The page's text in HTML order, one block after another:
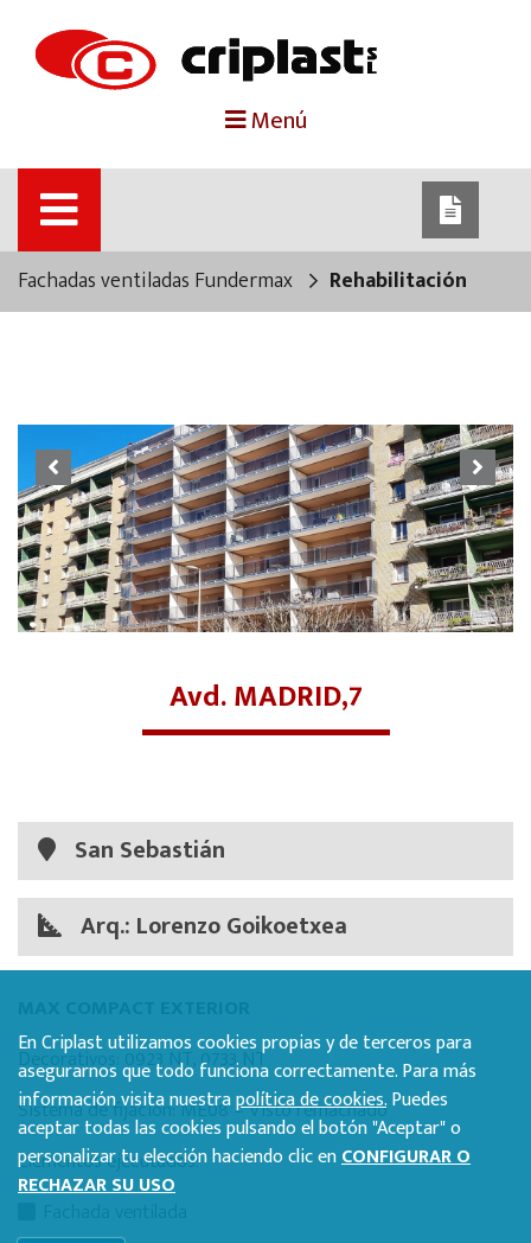
Menú
portada
criplast
trabajos destacados
contacto
Fachadas ventiladas Fundermax Rehabilitación
Previous Next
Avd. MADRID,7
San Sebastián
Arq.: Lorenzo Goikoetxea
Decorativos: 0923 NT, 0733 NT
Sistema de fijación: ME08 – Visto remachado
Elementos ejecutados:
En Criplast utilizamos cookies propias y de terceros para
asegurarnos que todo funciona correctamente. Para más
información visita nuestrapolítica de cookies.Puedes
aceptar todas las cookies pulsando el botón "Aceptar" o
personalizar tu elección haciendo clic enCONFIGURAR O
RECHAZAR SU USO